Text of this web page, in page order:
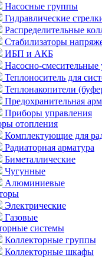
Насосные группы
Гидравлические
Распределительные
Стабилизаторы
ИБП и АКБ
Насосно-смесительные
Теплоноситель для
Теплонакопители
Предохранительная
Приборы управления
отопления
Комплектующие для
Радиаторная арматура
Биметаллические
Чугунные
Алюминиевые
Электрические
Газовые
системы
Коллекторные группы
Коллекторные шкафы